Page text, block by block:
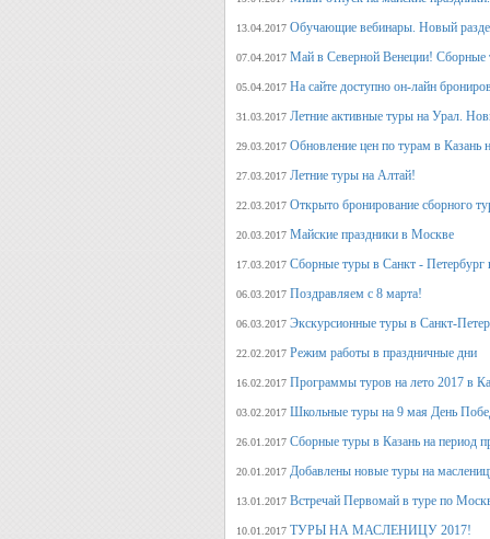
13.04.2017 Обучающие вебинары. Новый
07.04.2017 Май в Северной Венеции! Сборные
05.04.2017 На сайте доступно он-лайн
31.03.2017 Летние активные туры на Урал.
29.03.2017 Обновление цен по турам в Казань
27.03.2017 Летние туры на Алтай!
22.03.2017 Открыто бронирование сборного
20.03.2017 Майские праздники в Москве
17.03.2017 Сборные туры в Санкт - Петербург
06.03.2017 Поздравляем с 8 марта!
06.03.2017 Экскурсионные туры в Санкт-
22.02.2017 Режим работы в праздничные дни
16.02.2017 Программы туров на лето 2017 в
03.02.2017 Школьные туры на 9 мая День
26.01.2017 Сборные туры в Казань на период
20.01.2017 Добавлены новые туры на
13.01.2017 Встречай Первомай в туре по
10.01.2017 ТУРЫ НА МАСЛЕНИЦУ 2017!